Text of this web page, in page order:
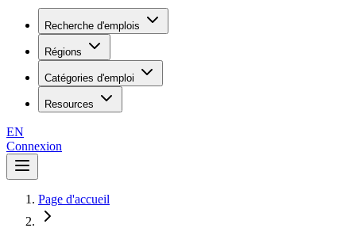
Recherche d'emplois
Régions
Catégories d'emploi
Resources
EN
Connexion
Page d'accueil